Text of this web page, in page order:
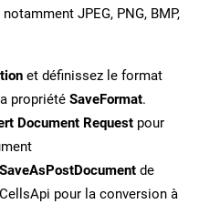
JPEG, PNG, BMP,
et définissez le format
propriété SaveFormat.
Document Request pour
SaveAsPostDocument de
pour la conversion à